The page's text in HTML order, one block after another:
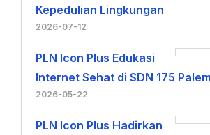
Kepedulian Lingkungan
2026-07-12
PLN Icon Plus Edukasi
Internet Sehat di SDN 175
2026-05-22
PLN Icon Plus Hadirkan